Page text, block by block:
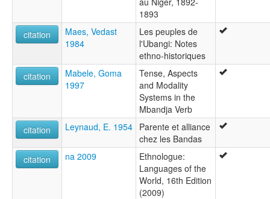
1893
citation
Maes, Vedast
1984
Les peuples de
l'Ubangi: Notes
ethno-historiques
citation
Mabele, Goma
1997
Tense, Aspects
and Modality
Systems in the
Mbandja Verb
citation
Leynaud, E. 1954 Parente et alliance
chez les Bandas
citation
na 2009
Ethnologue:
Languages of the
World, 16th Edition
(2009)